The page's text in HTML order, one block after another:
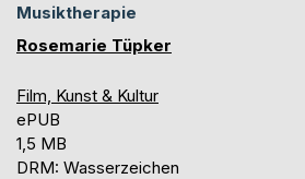
Musiktherapie
Rosemarie Tüpker
Film, Kunst & Kultur
ePUB
1,5 MB
DRM: Wasserzeichen